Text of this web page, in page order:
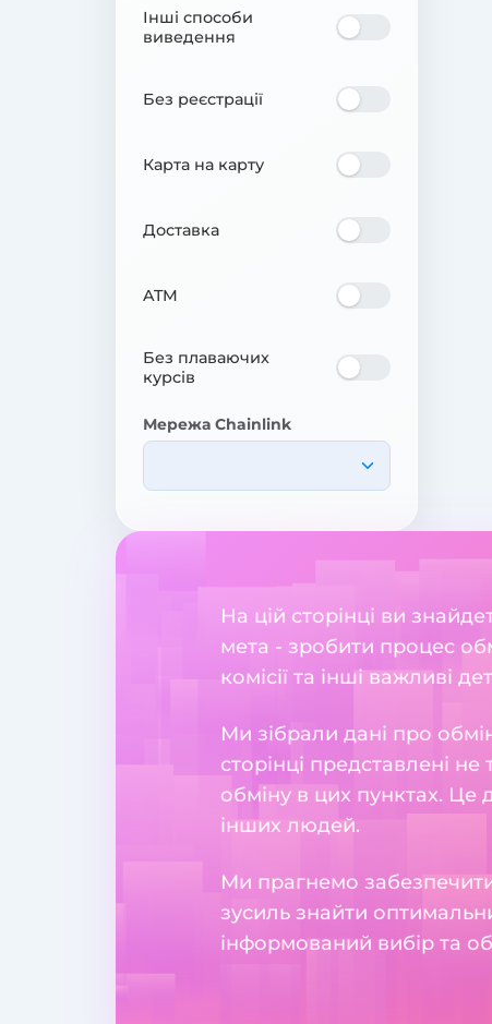
Інші способи
виведення
Без реєстрації
Карта на карту
Доставка
ATM
Без плаваючих
курсів
Мережа Chainlink
На цій сторінці ви
мета - зробити процес
комісії та інші важливі
Ми зібрали дані про
сторінці представлені не
обміну в цих пунктах. Це
інших людей.
Ми прагнемо
зусиль знайти
інформований вибір та